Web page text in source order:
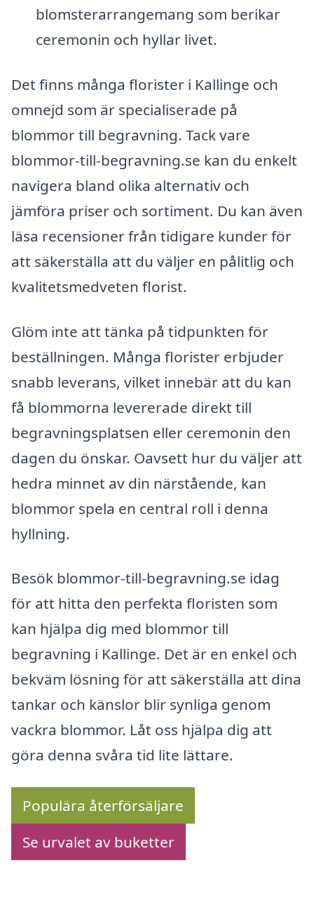
blomsterarrangemang som berikar
ceremonin och hyllar livet.
Det finns många florister i Kallinge och
omnejd som är specialiserade på
blommor till begravning. Tack vare
blommor-till-begravning.se kan du enkelt
navigera bland olika alternativ och
jämföra priser och sortiment. Du kan även
läsa recensioner från tidigare kunder för
att säkerställa att du väljer en pålitlig och
kvalitetsmedveten florist.
Glöm inte att tänka på tidpunkten för
beställningen. Många florister erbjuder
snabb leverans, vilket innebär att du kan
få blommorna levererade direkt till
begravningsplatsen eller ceremonin den
dagen du önskar. Oavsett hur du väljer att
hedra minnet av din närstående, kan
blommor spela en central roll i denna
hyllning.
Besök blommor-till-begravning.se idag
för att hitta den perfekta floristen som
kan hjälpa dig med blommor till
begravning i Kallinge. Det är en enkel och
bekväm lösning för att säkerställa att dina
tankar och känslor blir synliga genom
vackra blommor. Låt oss hjälpa dig att
göra denna svåra tid lite lättare.
Populära återförsäljare
Se urvalet av buketter